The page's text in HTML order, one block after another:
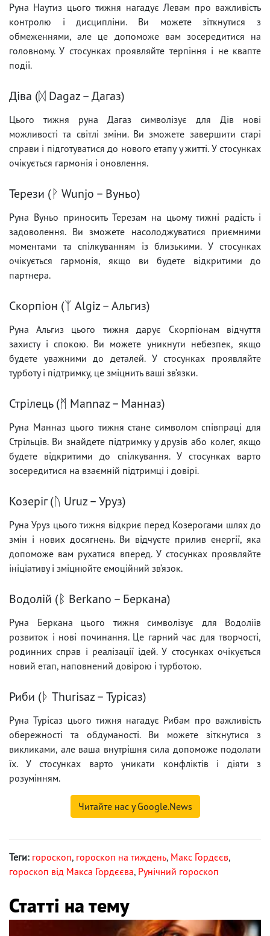
Руна Наутиз цього тижня нагадує Левам про важливість
контролю і дисципліни. Ви можете зіткнутися з
обмеженнями, але це допоможе вам зосередитися на
головному. У стосунках проявляйте терпіння і не квапте
події.
Діва (ᛞ Dagaz – Дагаз)
Цього тижня руна Дагаз символізує для Дів нові
можливості та світлі зміни. Ви зможете завершити старі
справи і підготуватися до нового етапу у житті. У стосунках
очікується гармонія і оновлення.
Терези (ᚹ Wunjo – Вуньо)
Руна Вуньо приносить Терезам на цьому тижні радість і
задоволення. Ви зможете насолоджуватися приємними
моментами та спілкуванням із близькими. У стосунках
очікується гармонія, якщо ви будете відкритими до
партнера.
Скорпіон (ᛉ Algiz – Альгиз)
Руна Альгиз цього тижня дарує Скорпіонам відчуття
захисту і спокою. Ви можете уникнути небезпек, якщо
будете уважними до деталей. У стосунках проявляйте
турботу і підтримку, це зміцнить ваші зв’язки.
Стрілець (ᛗ Mannaz – Манназ)
Руна Манназ цього тижня стане символом співпраці для
Стрільців. Ви знайдете підтримку у друзів або колег, якщо
будете відкритими до спілкування. У стосунках варто
зосередитися на взаємній підтримці і довірі.
Козеріг (ᚢ Uruz – Уруз)
Руна Уруз цього тижня відкриє перед Козерогами шлях до
змін і нових досягнень. Ви відчуєте прилив енергії, яка
допоможе вам рухатися вперед. У стосунках проявляйте
ініціативу і зміцнюйте емоційний зв’язок.
Водолій (ᛒ Berkano – Беркана)
Руна Беркана цього тижня символізує для Водоліїв
розвиток і нові починання. Це гарний час для творчості,
родинних справ і реалізації ідей. У стосунках очікується
новий етап, наповнений довірою і турботою.
Риби (ᚦ Thurisaz – Турісаз)
Руна Турісаз цього тижня нагадує Рибам про важливість
обережності та обдуманості. Ви можете зіткнутися з
викликами, але ваша внутрішня сила допоможе подолати
їх. У стосунках варто уникати конфліктів і діяти з
розумінням.
Читайте нас у Google.News
Теги: гороскоп, гороскоп на тиждень, Макс Гордєєв,
гороскоп від Макса Гордєєва, Рунічний гороскоп
Статті на тему